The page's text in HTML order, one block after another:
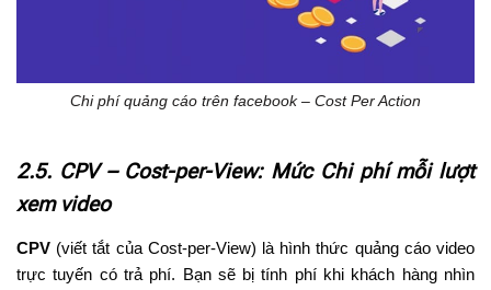
Chi phí quảng cáo trên facebook – Cost Per Action
2.5. CPV – Cost-per-View: Mức Chi phí mỗi lượt
xem video
CPV (viết tắt của Cost-per-View) là hình thức quảng cáo video
trực tuyến có trả phí. Bạn sẽ bị tính phí khi khách hàng nhìn